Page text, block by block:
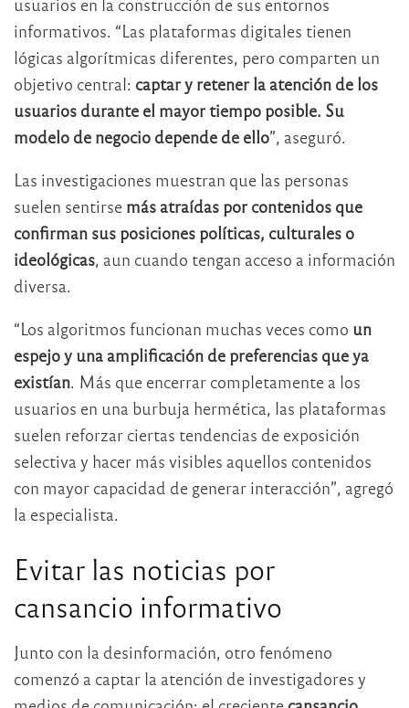
informativos. “Las plataformas digitales tienen
lógicas algorítmicas diferentes, pero comparten un
objetivo central: captar y retener la atención de los
usuarios durante el mayor tiempo posible. Su
modelo de negocio depende de ello”, aseguró.
Las investigaciones muestran que las personas
suelen sentirse más atraídas por contenidos que
confirman sus posiciones políticas, culturales o
ideológicas , aun cuando tengan acceso a información
diversa.
“Los algoritmos funcionan muchas veces como un
espejo y una amplificación de preferencias que ya
existían . Más que encerrar completamente a los
usuarios en una burbuja hermética, las plataformas
suelen reforzar ciertas tendencias de exposición
selectiva y hacer más visibles aquellos contenidos
con mayor capacidad de generar interacción”, agregó
la especialista.
Evitar las noticias por
cansancio informativo
Junto con la desinformación, otro fenómeno
comenzó a captar la atención de investigadores y